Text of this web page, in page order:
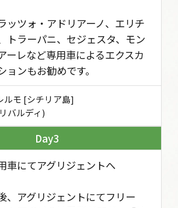
ッツォ・アドリアーノ、エリチ
トラーパニ、セジェスタ、モン
ーレなど専用車によるエクスカ
ョンもお勧めです。
ルモ [シチリア島]
バルディ)
3
車にてアグリジェントへ
、アグリジェントにてフリー